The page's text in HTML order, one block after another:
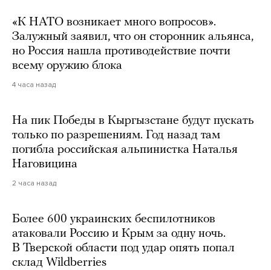
«К НАТО возникает много вопросов».
Залужный заявил, что он сторонник альянса,
но Россия нашла противодействие почти
всему оружию блока
4 часа назад
На пик Победы в Кыргызстане будут пускать
только по разрешениям. Год назад там
погибла российская альпинистка Наталья
Наговицина
2 часа назад
Более 600 украинских беспилотников
атаковали Россию и Крым за одну ночь.
В Тверской области под удар опять попал
склад Wildberries